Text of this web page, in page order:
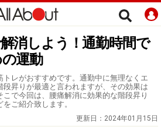
消しよう！通勤時間で
運動
レがおすすめです。通勤中に無理なくエ
昇りが最適と言われますが、その効果は
で今回は、腰痛解消に効果的な階段昇り
ご紹介致します。
更新日： 2024年01月15日